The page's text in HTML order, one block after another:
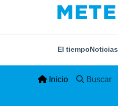
El tiempoNoticias
Inicio Buscar